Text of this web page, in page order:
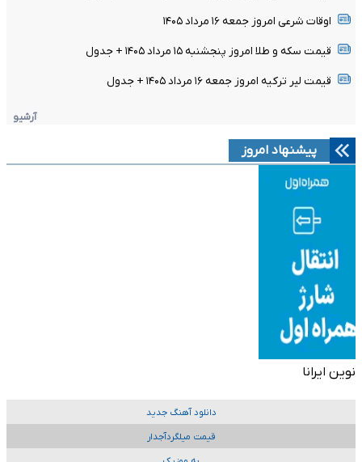
اوقات شرعی امروز جمعه ۱۶ مرداد ۱۴۰۵
قیمت سکه و طلا امروز پنجشنبه ۱۵ مرداد ۱۴۰۵ + جدول
قیمت لیر ترکیه امروز جمعه ۱۶ مرداد ۱۴۰۵ + جدول
آرشیو
پیشنهاد امروز
نوین ایرانا
دانلود آهنگ جدید
قیمت میلگردآجدار